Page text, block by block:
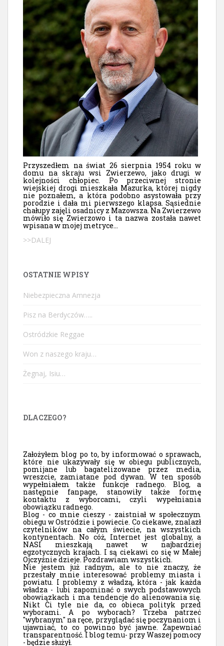
Przyszedłem na świat 26 sierpnia 1954 roku w
domu na skraju wsi Zwierzewo, jako drugi w
kolejności chłopiec. Po przeciwnej stronie
wiejskiej drogi mieszkała Mazurka, której nigdy
nie poznałem, a która podobno asystowała przy
porodzie i dała mi pierwszego klapsa. Sąsiednie
chałupy zajęli osadnicy z Mazowsza. Na Zwierzewo
mówiło się Zwierzowo i ta nazwa została nawet
wpisana w mojej metryce...
>>DALEJ
OSTATNIE WPISY
Niebezpieczna Amnezja
Pisz na Berdyczów…..
Ostródzkie Reggae
Won z naszego kraju…
Żegnaj, Isiu…
DLACZEGO?
Założyłem blog po to, by informować o sprawach,
które nie ukazywały się w obiegu publicznych,
pomijane lub bagatelizowane przez media,
wreszcie, zamiatane pod dywan. W ten sposób
wypełniałem także funkcje radnego. Blog, a
następnie fanpage, stanowiły także formę
kontaktu z wyborcami, czyli wypełniania
obowiązku radnego.
Blog - co mnie cieszy - zaistniał w społecznym
obiegu w Ostródzie i powiecie. Co ciekawe, znalazł
czytelników na całym świecie, na wszystkich
kontynentach. No cóż, Internet jest globalny, a
NASI mieszkają nawet w najbardziej
egzotycznych krajach. I są ciekawi co się w Małej
Ojczyźnie dzieje. Pozdrawiam wszystkich.
Nie jestem już radnym, ale to nie znaczy, że
przestały mnie interesować problemy miasta i
powiatu. I problemy z władzą, która - jak każda
władza - lubi zapominać o swych podstawowych
obowiązkach i ma tendencje do alienowania się.
Nikt Ci tyle nie da, co obieca polityk przed
wyborami. A po wyborach? Trzeba patrzeć
"wybranym" na ręce, przyglądać się poczynaniom i
ujawniać, to co powinno być jawne. Zapewniać
transparentność. I blog temu- przy Waszej pomocy
- będzie służył.